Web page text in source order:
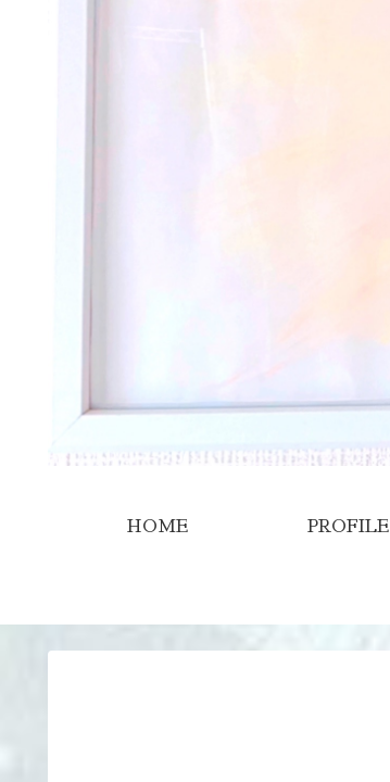
HOME PROFILE